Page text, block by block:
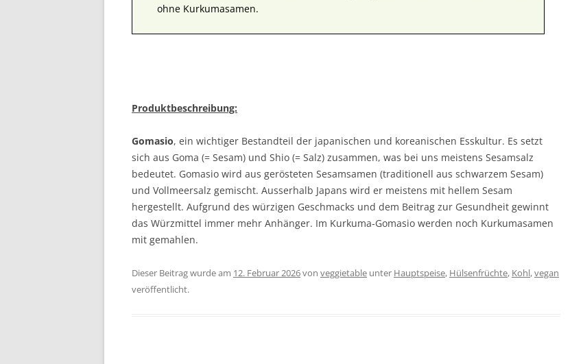
ohne Kurkumasamen.
Produktbeschreibung:
Gomasio, ein wichtiger Bestandteil der japanischen und koreanischen Esskultur. Es setzt
sich aus Goma (= Sesam) und Shio (= Salz) zusammen, was bei uns meistens Sesamsalz
bedeutet. Gomasio wird aus gerösteten Sesamsamen (traditionell aus schwarzem Sesam)
und Vollmeersalz gemischt. Ausserhalb Japans wird er meistens mit hellem Sesam
hergestellt. Aufgrund des würzigen Geschmacks und dem Beitrag zur Gesundheit gewinnt
das Würzmittel immer mehr Anhänger. Im Kurkuma-Gomasio werden noch Kurkumasamen
mit gemahlen.
Dieser Beitrag wurde am 12. Februar 2026von veggietable unter Hauptspeise, Hülsenfrüchte, Kohl,vegan
veröffentlicht.